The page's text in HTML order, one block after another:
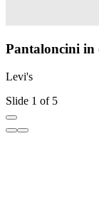
Pantaloncini
Levi's
Slide 1 of 5